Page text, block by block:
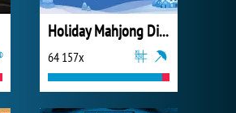
Holiday Mahjong Dimensions
64 157x